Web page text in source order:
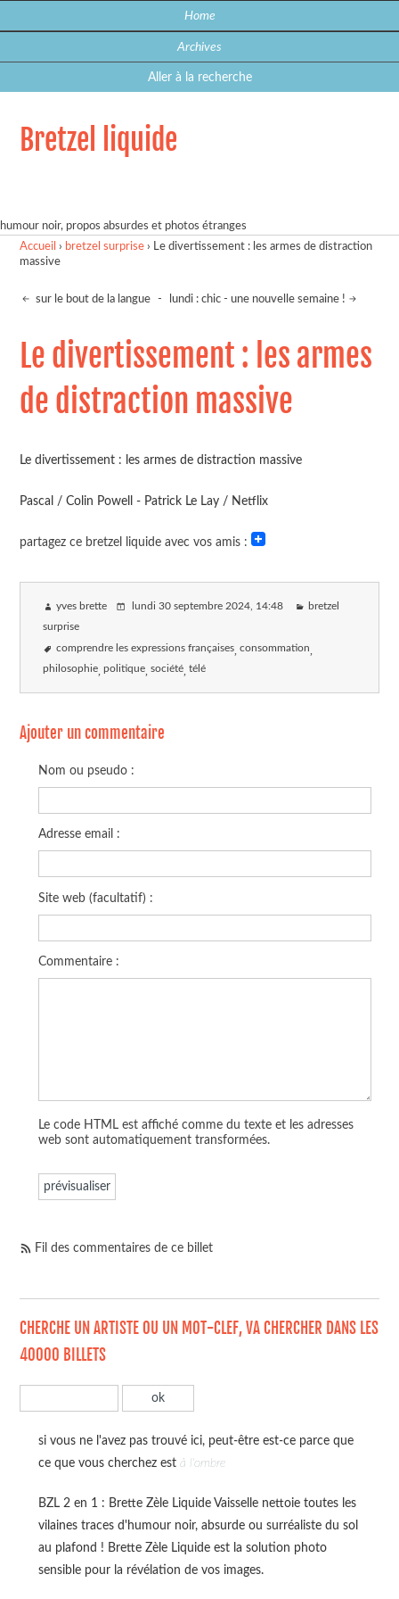
Home
Archives
Aller à la recherche
Bretzel liquide
humour noir, propos absurdes et photos étranges
Accueil › bretzel surprise › Le divertissement : les armes de distraction
massive
sur le bout de la langue - lundi : chic - une nouvelle semaine !
Le divertissement : les armes
de distraction massive
Le divertissement : les armes de distraction massive
Pascal / Colin Powell - Patrick Le Lay / Netflix
partagez ce bretzel liquide avec vos amis :
yves brette lundi 30 septembre 2024, 14:48 bretzel
surprise
comprendre les expressions françaises consommation
philosophie politique société télé
Ajouter un commentaire
Nom ou pseudo :
Adresse email :
Site web (facultatif) :
Commentaire :
Le code HTML est affiché comme du texte et les adresses
web sont automatiquement transformées.
Fil des commentaires de ce billet
CHERCHE UN ARTISTE OU UN MOT-CLEF, VA CHERCHER DANS LES
40000 BILLETS
si vous ne l'avez pas trouvé ici, peut-être est-ce parce que
ce que vous cherchez est à l'ombre
BZL 2 en 1 : Brette Zèle Liquide Vaisselle nettoie toutes les
vilaines traces d'humour noir, absurde ou surréaliste du sol
au plafond ! Brette Zèle Liquide est la solution photo
sensible pour la révélation de vos images.